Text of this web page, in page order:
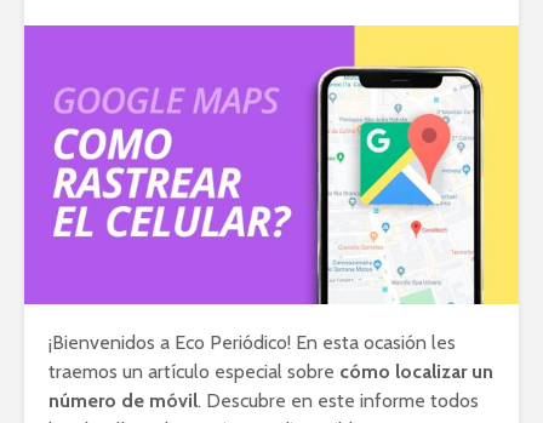
¡Bienvenidos a Eco Periódico! En esta ocasión les
traemos un artículo especial sobre cómo localizar un
número de móvil. Descubre en este informe todos